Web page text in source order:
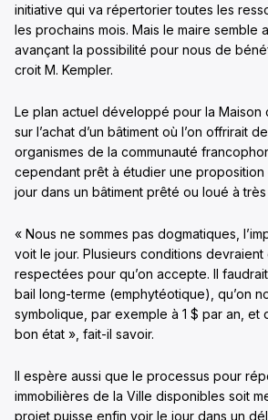
initiative qui va répertorier toutes les
les prochains mois. Mais le maire semble
avançant la possibilité pour nous de
croit M. Kempler.
Le plan actuel développé pour la Maison
sur l’achat d’un bâtiment où l’on offrirait
organismes de la communauté
cependant prêt à étudier une proposition
jour dans un bâtiment prêté ou loué à
« Nous ne sommes pas dogmatiques,
voit le jour. Plusieurs conditions
respectées pour qu’on accepte. Il
bail long-terme (emphytéotique), qu’on
symbolique, par exemple à 1 $ par an, et
bon état », fait-il savoir.
Il espère aussi que le processus pour
immobilières de la Ville disponibles soit
projet puisse enfin voir le jour dans un